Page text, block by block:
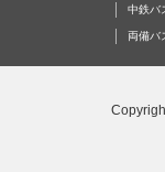
中鉄
両備